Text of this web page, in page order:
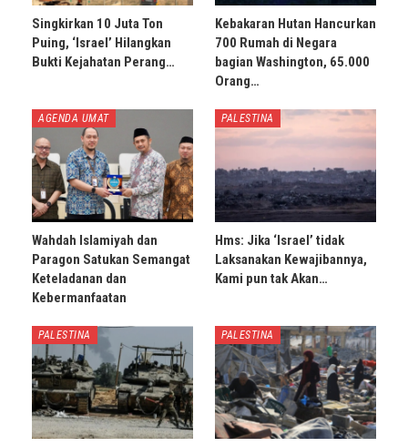
Singkirkan 10 Juta Ton
Puing, ‘Israel’ Hilangkan
Bukti Kejahatan Perang…
Kebakaran Hutan Hancurkan
700 Rumah di Negara
bagian Washington, 65.000
Orang…
AGENDA UMAT
Wahdah Islamiyah dan
Paragon Satukan Semangat
Keteladanan dan
Kebermanfaatan
PALESTINA
Hms: Jika ‘Israel’ tidak
Laksanakan Kewajibannya,
Kami pun tak Akan…
PALESTINA PALESTINA